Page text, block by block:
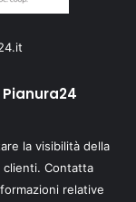
la visibilità della
clienti. Contatta
relative